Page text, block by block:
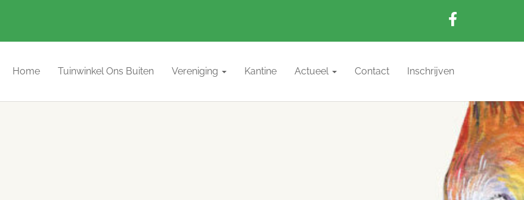
Home Tuinwinkel Ons Buiten Vereniging Kantine Actueel Contact Inschrijven